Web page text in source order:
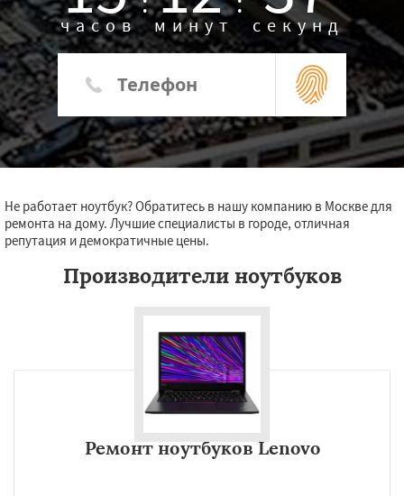
часов минут секунд
Не работает ноутбук? Обратитесь в нашу компанию в Москве для
ремонта на дому. Лучшие специалисты в городе, отличная
репутация и демократичные цены.
Производители ноутбуков
Ремонт ноутбуков Lenovo